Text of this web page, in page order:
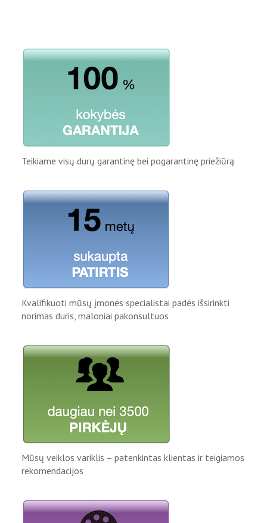
Teikiame visų durų garantinę bei pogarantinę priežiūrą
Kvalifikuoti mūsų įmonės specialistai padės išsirinkti
norimas duris, maloniai pakonsultuos
Mūsų veiklos variklis – patenkintas klientas ir teigiamos
rekomendacijos